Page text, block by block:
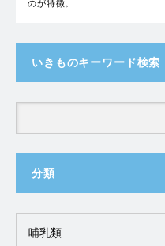
のが特徴。…
いきものキーワード検索
分類
哺乳類